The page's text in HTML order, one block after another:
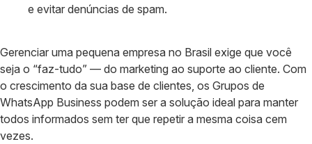
e evitar denúncias de spam.
Gerenciar uma pequena empresa no Brasil exige que você
seja o “faz-tudo” — do marketing ao suporte ao cliente. Com
o crescimento da sua base de clientes, os Grupos de
WhatsApp Business podem ser a solução ideal para manter
todos informados sem ter que repetir a mesma coisa cem
vezes.